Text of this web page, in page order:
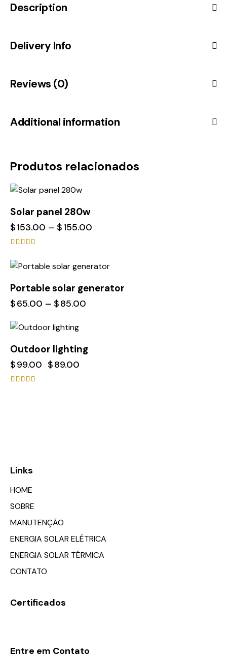
Description
Delivery Info
Reviews (0)
Additional information
Produtos relacionados
Solar panel 280w
$153.00 – $155.00
5.00
de 5
Portable solar generator
$65.00 – $85.00
Outdoor lighting
$99.00 $89.00
Links
HOME
SOBRE
MANUTENÇÃO
ENERGIA SOLAR ELÉTRICA
ENERGIA SOLAR TÉRMICA
CONTATO
Certificados
Entre em Contato